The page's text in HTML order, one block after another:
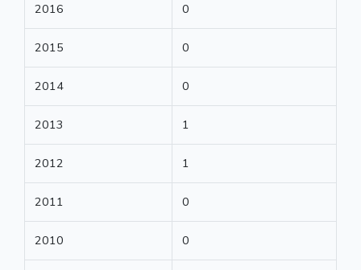
2016 0
2015 0
2014 0
2013 1
2012 1
2011 0
2010 0